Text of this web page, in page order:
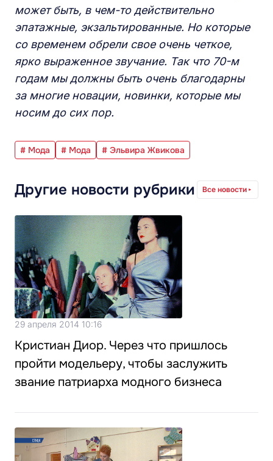
может быть, в чем-то действительно
эпатажные, экзальтированные. Но которые
со временем обрели свое очень четкое,
ярко выраженное звучание. Так что 70-м
годам мы должны быть очень благодарны
за многие новации, новинки, которые мы
носим до сих пор.
# Мода # Мода # Эльвира Жвикова
Другие новости рубрики Все новости
29 апреля 2014 10:16
Кристиан Диор. Через что пришлось
пройти модельеру, чтобы заслужить
звание патриарха модного бизнеса